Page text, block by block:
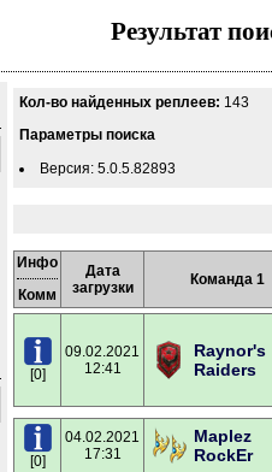
Результат
Кол-во найденных реплеев: 143
Параметры поиска
Версия: 5.0.5.82893
Инфо
Комм
Дата
загрузки
Команда 1
[0]
09.02.2021
12:41
Raynor's
Raiders
[0]
04.02.2021
17:31
Maplez
RockEr